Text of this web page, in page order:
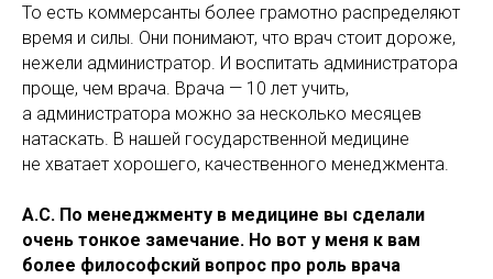
То есть коммерсанты более грамотно распределяют
время и силы. Они понимают, что врач стоит дороже,
нежели администратор. И воспитать администратора
проще, чем врача. Врача — 10 лет учить,
а администратора можно за несколько месяцев
натаскать. В нашей государственной медицине
не хватает хорошего, качественного менеджмента.
А.С. По менеджменту в медицине вы сделали
очень тонкое замечание. Но вот у меня к вам
более философский вопрос про роль врача